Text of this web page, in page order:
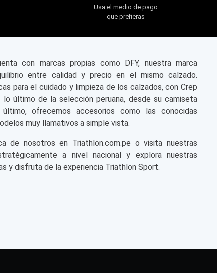
Usa el medio de pago
que prefieras
con marcas propias como DFY, nuestra marca
entre calidad y precio en el mismo calzado.
para el cuidado y limpieza de los calzados, con Crep
último de la selección peruana, desde su camiseta
ofrecemos accesorios como las conocidas
muy llamativos a simple vista.
de nosotros en Triathlon.com.pe o visita nuestras
a nivel nacional y explora nuestras
y disfruta de la experiencia Triathlon Sport.